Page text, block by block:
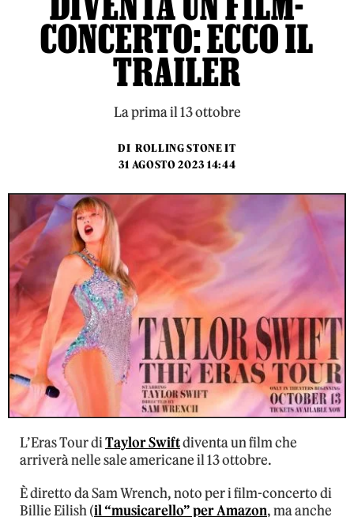
CONCERTO: ECCO IL
TRAILER
La prima il 13 ottobre
DI ROLLING STONE IT
31 AGOSTO 2023 14:44
L’Eras Tour diTaylor Swiftdiventa un film che
arriverà nelle sale americane il 13 ottobre.
È diretto da Sam Wrench, noto per i film-concerto di
Billie Eilish (il “musicarello” per Amazon, ma anche